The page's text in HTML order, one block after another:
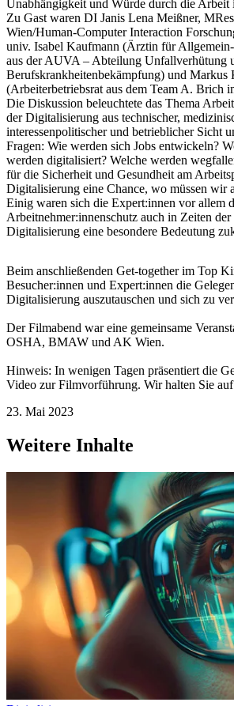
Unabhängigkeit und Würde durch die Arbeit
Zu Gast waren DI Janis Lena Meißner,
Wien/Human-Computer Interaction
univ. Isabel Kaufmann (Ärztin für
aus der AUVA – Abteilung Unfallverhütung
Berufskrankheitenbekämpfung) und Markus
(Arbeiterbetriebsrat aus dem Team A. Brich
Die Diskussion beleuchtete das Thema
der Digitalisierung aus technischer,
interessenpolitischer und betrieblicher Sicht
Fragen: Wie werden sich Jobs entwickeln?
werden digitalisiert? Welche werden
für die Sicherheit und Gesundheit am
Digitalisierung eine Chance, wo müssen wir
Einig waren sich die Expert:innen vor allem
Arbeitnehmer:innenschutz auch in Zeiten der
Digitalisierung eine besondere Bedeutung
Beim anschließenden Get-together im Top
Besucher:innen und Expert:innen die
Digitalisierung auszutauschen und sich zu
Der Filmabend war eine gemeinsame
OSHA, BMAW und AK Wien.
Hinweis: In wenigen Tagen präsentiert die
Video zur Filmvorführung. Wir halten Sie
23. Mai 2023
Weitere Inhalte